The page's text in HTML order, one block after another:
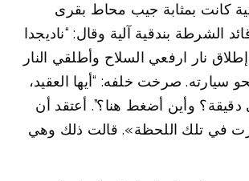
كانت بمثابة جيب محاط بقرى
الشرطة بندقية آلية وقال: “ناديجدا
نار ارفعي السلاح وأطلقي النار
سيارته. صرخت خلفه: “أيها العقيد،
وأين أضغط هنا؟”. أعتقد أن
في تلك اللحظة». قالت ذلك وهي